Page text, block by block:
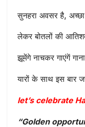
सुनहरा अवसर है, अच्छा
लेकर बोतलों की
झूमेंगे नाचकर गाएंगें गाना
यारों के साथ इस बार
let’s celebrate
“Golden